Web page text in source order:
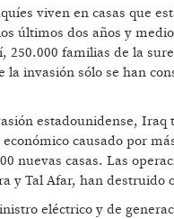
viven en casas que
últimos dos años y
250.000 familias de la
la invasión sólo se han
estadounidense,
causado por
nuevas casas. Las
y Tal Afar, han destruido
eléctrico y de